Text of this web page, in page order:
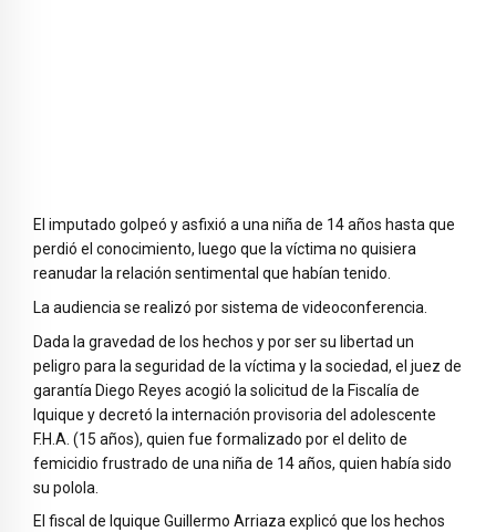
El imputado golpeó y asfixió a una niña de 14 años hasta que
perdió el conocimiento, luego que la víctima no quisiera
reanudar la relación sentimental que habían tenido.
La audiencia se realizó por sistema de videoconferencia.
Dada la gravedad de los hechos y por ser su libertad un
peligro para la seguridad de la víctima y la sociedad, el juez de
garantía Diego Reyes acogió la solicitud de la Fiscalía de
Iquique y decretó la internación provisoria del adolescente
F.H.A. (15 años), quien fue formalizado por el delito de
femicidio frustrado de una niña de 14 años, quien había sido
su polola.
El fiscal de Iquique Guillermo Arriaza explicó que los hechos